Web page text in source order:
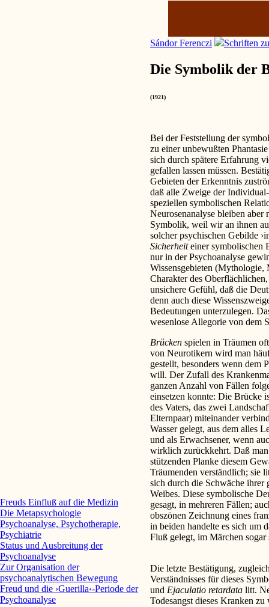
Sándor Ferenczi Schriften
Die Symbolik der
(1921)
Bei der Feststellung der
zu einer unbewußten
sich durch spätere Erfahrung
gefallen lassen müssen.
Gebieten der Erkenntnis
daß alle Zweige der
speziellen symbolischen
Neurosenanalyse bleiben
Symbolik, weil wir an ihnen
solcher psychischen Gebilde
Sicherheiteiner symbolischen
nur in der Psychoanalyse
Wissensgebieten (Mythologie,
Charakter des
unsichere Gefühl, daß die
denn auch diese
Bedeutungen unterzulegen.
wesenlose Allegorie von dem
Brücken spielen in Träumen
von Neurotikern wird man
gestellt, besonders wenn dem
will. Der Zufall des
ganzen Anzahl von Fällen
einsetzen konnte: Die Brücke
des Vaters, das zwei
Elternpaar) miteinander
Wasser gelegt, aus dem alles
und als Erwachsener, wenn
wirklich zurückkehrt. Daß
stützenden Planke diesem
Träumenden verständlich; sie
sich durch die Schwäche ihrer
Weibes. Diese symbolische
gesagt, in mehreren Fällen;
obszönen Zeichnung eines
in beiden handelte es sich um
Fluß gelegt, im Märchen sogar
Die letzte Bestätigung,
Verständnisses für dieses
und Ejaculatio retardata litt.
Todesangst dieses Kranken
Freuds Einfluß auf die Medizin
Die Metapsychologie
Psychoanalyse, Psychotherapie,
Psychiatrie
Status und Ausbreitung der
Psychoanalyse
Zur Organisation der
psychoanalytischen Bewegung
Freud und die ›Guerilla‹-Periode der
Psychoanalyse